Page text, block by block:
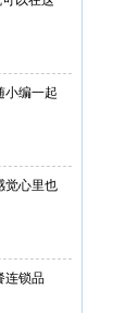
小编一起
觉心里也
连锁品